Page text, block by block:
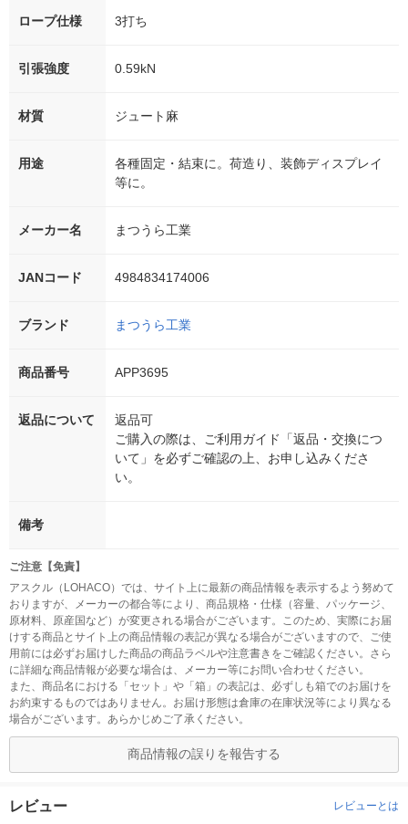
ロープ仕様 3打ち
引張強度 0.59kN
材質 ジュート麻
用途
各種固定・結束に。荷造り、装飾ディスプレイ
等に。
メーカー名 まつうら工業
JANコード 4984834174006
ブランド まつうら工業
商品番号 APP3695
返品について
返品可
ご購入の際は、ご利用ガイド「返品・交換につ
いて」を必ずご確認の上、お申し込みくださ
い。
備考
ご注意【免責】
アスクル（LOHACO）では、サイト上に最新の商品情報を表示するよう努めて
おりますが、メーカーの都合等により、商品規格・仕様（容量、パッケージ、
原材料、原産国など）が変更される場合がございます。このため、実際にお届
けする商品とサイト上の商品情報の表記が異なる場合がございますので、ご使
用前には必ずお届けした商品の商品ラベルや注意書きをご確認ください。さら
に詳細な商品情報が必要な場合は、メーカー等にお問い合わせください。
また、商品名における「セット」や「箱」の表記は、必ずしも箱でのお届けを
お約束するものではありません。お届け形態は倉庫の在庫状況等により異なる
場合がございます。あらかじめご了承ください。
商品情報の誤りを報告する
レビュー レビューとは